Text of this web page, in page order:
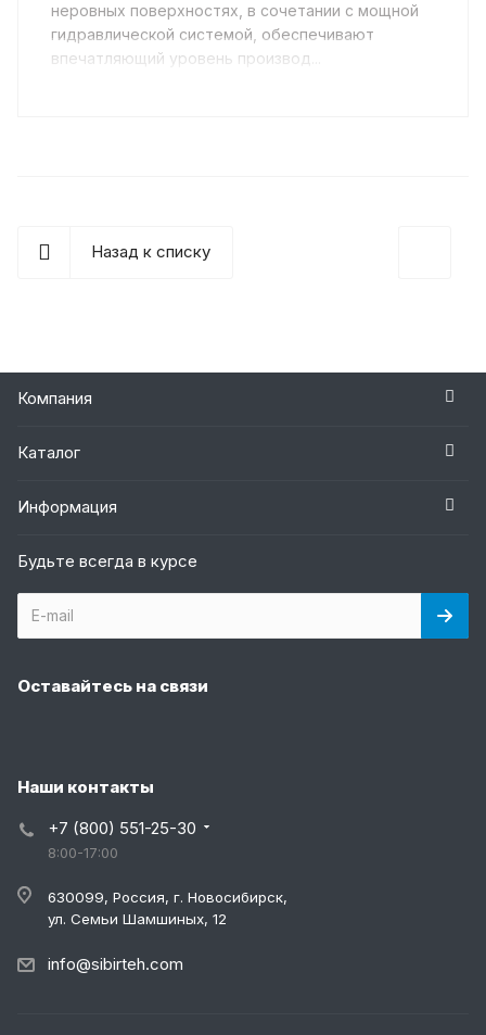
неровных поверхностях, в сочетании с мощной
гидравлической системой, обеспечивают
впечатляющий уровень производ...
Назад к списку
Компания
Каталог
Информация
Будьте всегда в курсе
Оставайтесь на связи
Наши контакты
+7 (800) 551-25-30
8:00-17:00
630099, Россия, г. Новосибирск,
ул. Семьи Шамшиных, 12
info@sibirteh.com